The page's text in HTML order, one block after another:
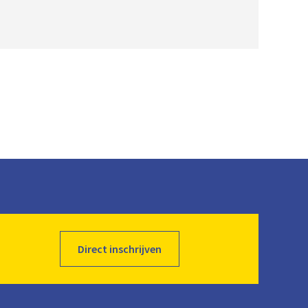
Direct inschrijven